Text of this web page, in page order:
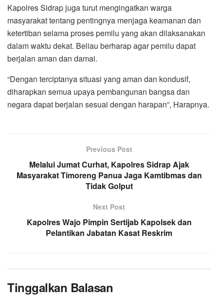
Kapolres Sidrap juga turut mengingatkan warga
masyarakat tentang pentingnya menjaga keamanan dan
ketertiban selama proses pemilu yang akan dilaksanakan
dalam waktu dekat. Beliau berharap agar pemilu dapat
berjalan aman dan damai.
“Dengan terciptanya situasi yang aman dan kondusif,
diharapkan semua upaya pembangunan bangsa dan
negara dapat berjalan sesuai dengan harapan”, Harapnya.
Previous Post
Melalui Jumat Curhat, Kapolres Sidrap Ajak
Masyarakat Timoreng Panua Jaga Kamtibmas dan
Tidak Golput
Next Post
Kapolres Wajo Pimpin Sertijab Kapolsek dan
Pelantikan Jabatan Kasat Reskrim
Tinggalkan Balasan